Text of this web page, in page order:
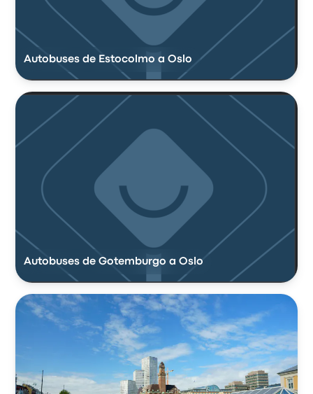
Autobuses de Estocolmo a Oslo
Autobuses de Gotemburgo a Oslo